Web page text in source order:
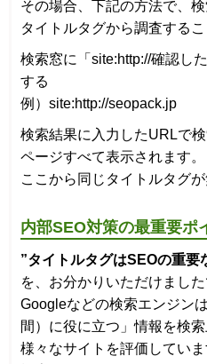
その場合、下記の方法で、
タイトルタグから調査するこ
検索窓に「site:http://確認し
する
例）site:http://seopack.jp
検索結果に入力したURLで
ページすべて表示されます。
ここから同じタイトルタグが
内部SEO対策の最重要ポ
”タイトルタグはSEOの重要
を、お分かりいただけまし
Googleなどの検索エンジン
間）に役に立つ」情報を検
様々なサイトを評価していま